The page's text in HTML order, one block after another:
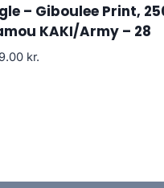
– Giboulee Print,
KAKI/Army – 28
kr.